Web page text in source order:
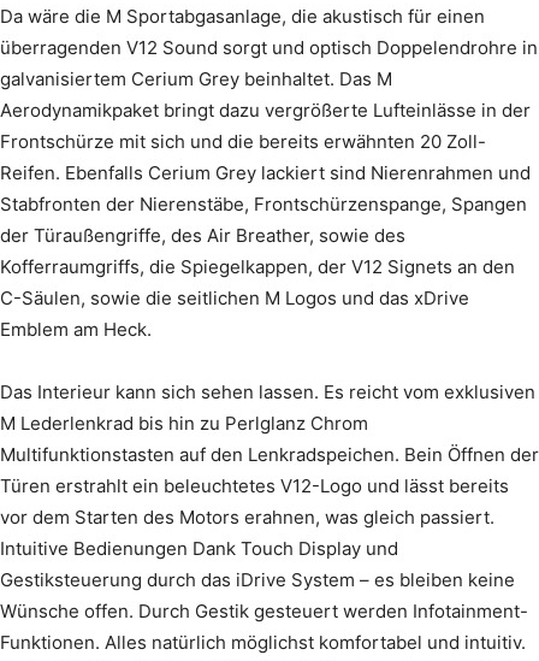
Da wäre die M Sportabgasanlage, die akustisch für einen
überragenden V12 Sound sorgt und optisch Doppelendrohre in
galvanisiertem Cerium Grey beinhaltet. Das M
Aerodynamikpaket bringt dazu vergrößerte Lufteinlässe in der
Frontschürze mit sich und die bereits erwähnten 20 Zoll-
Reifen. Ebenfalls Cerium Grey lackiert sind Nierenrahmen und
Stabfronten der Nierenstäbe, Frontschürzenspange, Spangen
der Türaußengriffe, des Air Breather, sowie des
Kofferraumgriffs, die Spiegelkappen, der V12 Signets an den
C-Säulen, sowie die seitlichen M Logos und das xDrive
Emblem am Heck.
Das Interieur kann sich sehen lassen. Es reicht vom exklusiven
M Lederlenkrad bis hin zu Perlglanz Chrom
Multifunktionstasten auf den Lenkradspeichen. Bein Öffnen der
Türen erstrahlt ein beleuchtetes V12-Logo und lässt bereits
vor dem Starten des Motors erahnen, was gleich passiert.
Intuitive Bedienungen Dank Touch Display und
Gestiksteuerung durch das iDrive System – es bleiben keine
Wünsche offen. Durch Gestik gesteuert werden Infotainment-
Funktionen. Alles natürlich möglichst komfortabel und intuitiv.